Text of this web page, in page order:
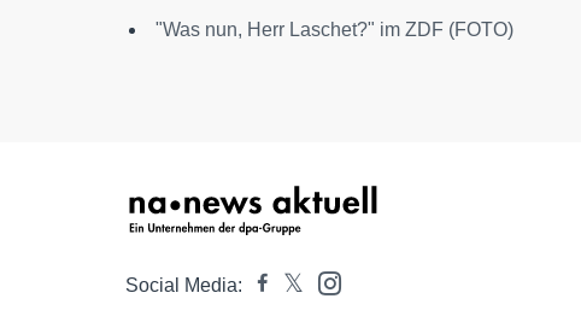
"Was nun, Herr Laschet?" im ZDF (FOTO)
Social Media: